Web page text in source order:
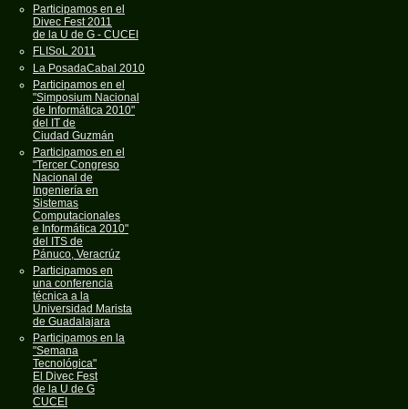
Participamos en el
Divec Fest 2011
de la U de G - CUCEI
FLISoL 2011
La PosadaCabal 2010
Participamos en el
"Simposium Nacional
de Informática 2010"
del IT de
Ciudad Guzmán
Participamos en el
"Tercer Congreso
Nacional de
Ingeniería en
Sistemas
Computacionales
e Informática 2010"
del ITS de
Pánuco, Veracrúz
Participamos en
una conferencia
técnica a la
Universidad Marista
de Guadalajara
Participamos en la
"Semana
Tecnológica"
El Divec Fest
de la U de G
CUCEI